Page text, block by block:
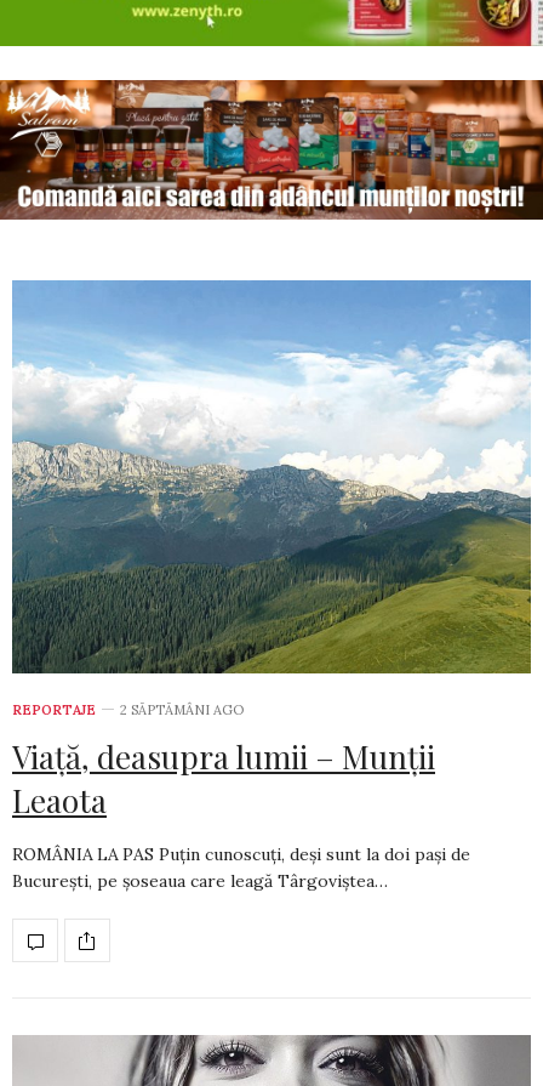
REPORTAJE 2 SĂPTĂMÂNI AGO
Viață, deasupra lumii – Munții
Leaota
ROMÂNIA LA PAS Puțin cunoscuți, deși sunt la doi pași de
București, pe șoseaua care leagă Târgoviștea…